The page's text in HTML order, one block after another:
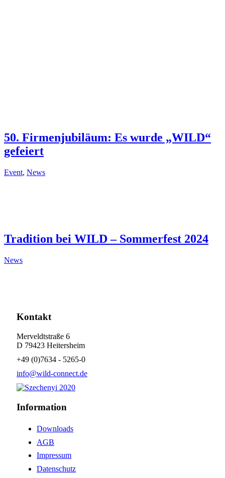
50. Firmenjubiläum: Es wurde „WILD“
gefeiert
Event, News
Tradition bei WILD – Sommerfest 2024
News
Kontakt
Merveldtstraße 6
D 79423 Heitersheim
+49 (0)7634 - 5265-0
info@wild-connect.de
Information
Downloads
AGB
Impressum
Datenschutz